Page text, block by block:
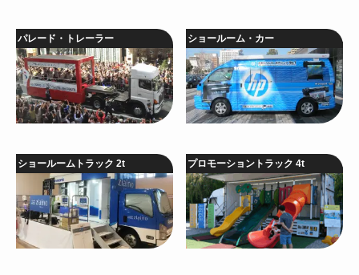
パレード・トレーラー ショールーム・カー
ショールームトラック 2t プロモーショントラック 4t